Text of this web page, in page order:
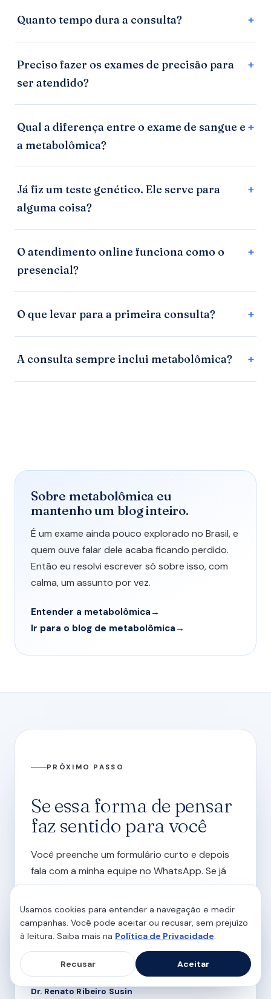
Quanto tempo dura a consulta?
Preciso fazer os exames de precisão para
ser atendido?
Qual a diferença entre o exame de sangue e
a metabolômica?
Já fiz um teste genético. Ele serve para
alguma coisa?
O atendimento online funciona como o
presencial?
O que levar para a primeira consulta?
A consulta sempre inclui metabolômica?
Sobre metabolômica eu
mantenho um blog inteiro.
É um exame ainda pouco explorado no Brasil, e
quem ouve falar dele acaba ficando perdido.
Então eu resolvi escrever só sobre isso, com
calma, um assunto por vez.
Entender a metabolômica
Ir para o blog de metabolômica
PRÓXIMO PASSO
Se essa forma de pensar
faz sentido para você
Você preenche um formulário curto e depois
fala com a minha equipe no WhatsApp. Se já
quer agendar, eles marcam. Se ficou com
dúvida sobre como funciona, eles explicam.
Dr. Renato Ribeiro Susin
Usamos cookies para entender a navegação e medir
campanhas. Você pode aceitar ou recusar, sem prejuízo
à leitura. Saiba mais na Política de Privacidade.
Recusar Aceitar